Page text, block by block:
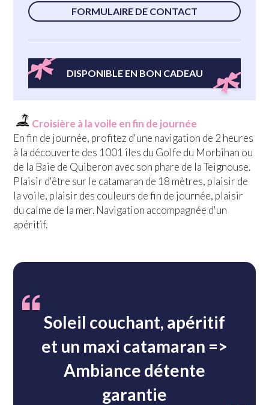
FORMULAIRE DE CONTACT
DISPONIBLE EN BON CADEAU
Croisière à la voile en fin de journée
En fin de journée, profitez d'une navigation de 2 heures
à la découverte des 1001 îles du Golfe du Morbihan ou
de la Baie de Quiberon avec son phare de la Teignouse.
Plaisir d'être sur le catamaran de 18 mètres, plaisir de
la voile, plaisir des couleurs de fin de journée, plaisir
du calme de la mer. Navigation accompagnée d'un
apéritif.
Soleil couchant, apéritif
et un maxi catamaran =>
Ambiance détente
garantie